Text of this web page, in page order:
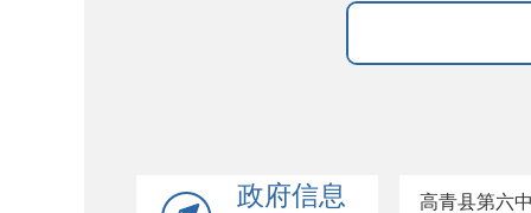
政府信息
高青县第六